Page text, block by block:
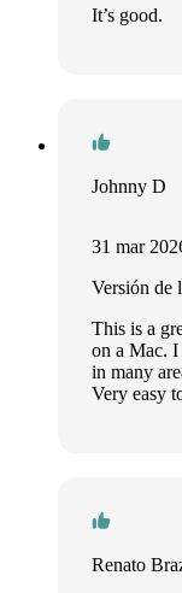
It’s good.
Johnny D
31 mar
Versión de
This is a
on a Mac.
in many
Very easy
Renato